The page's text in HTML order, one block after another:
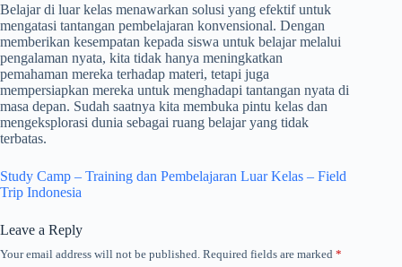
Belajar di luar kelas menawarkan solusi yang efektif untuk
mengatasi tantangan pembelajaran konvensional. Dengan
memberikan kesempatan kepada siswa untuk belajar melalui
pengalaman nyata, kita tidak hanya meningkatkan
pemahaman mereka terhadap materi, tetapi juga
mempersiapkan mereka untuk menghadapi tantangan nyata di
masa depan. Sudah saatnya kita membuka pintu kelas dan
mengeksplorasi dunia sebagai ruang belajar yang tidak
terbatas.
Study Camp – Training dan Pembelajaran Luar Kelas – Field
Trip Indonesia
Leave a Reply
Your email address will not be published. Required fields are marked *